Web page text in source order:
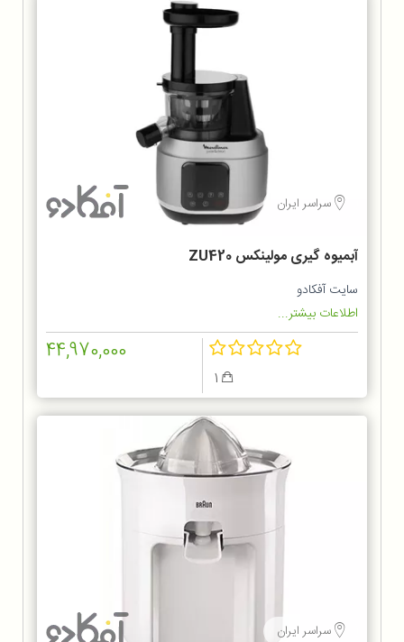
سراسر ایران
آبمیوه گیری مولینکس ZU420
سایت آفکادو
اطلاعات بیشتر...
44,970,000
سراسر ایران